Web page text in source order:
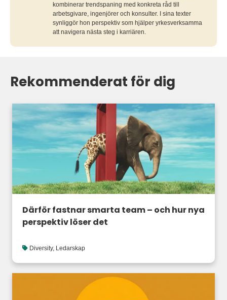
kombinerar trendspaning med konkreta råd till
arbetsgivare, ingenjörer och konsulter. I sina texter
synliggör hon perspektiv som hjälper yrkesverksamma
att navigera nästa steg i karriären.
Rekommenderat för dig
Därför fastnar smarta team – och hur nya
perspektiv löser det
Diversity, Ledarskap